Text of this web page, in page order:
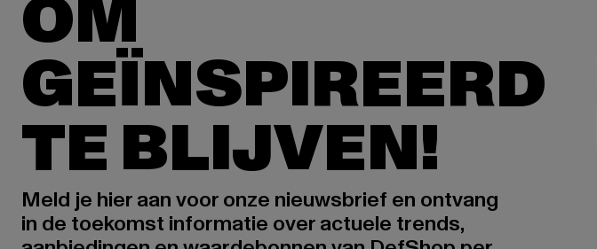
OM
GEÏNSPIREERD
TE BLIJVEN!
Meld je hier aan voor onze nieuwsbrief en ontvang
in de toekomst informatie over actuele trends,